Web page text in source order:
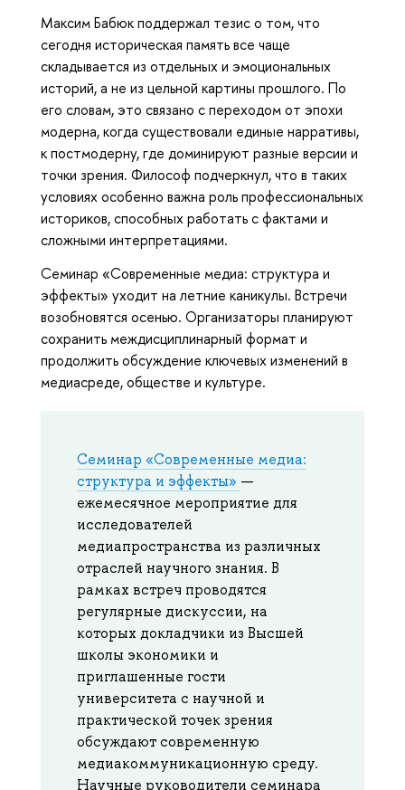
Максим Бабюк поддержал тезис о том, что
сегодня историческая память все чаще
складывается из отдельных и эмоциональных
историй, а не из цельной картины прошлого. По
его словам, это связано с переходом от эпохи
модерна, когда существовали единые нарративы,
к постмодерну, где доминируют разные версии и
точки зрения. Философ подчеркнул, что в таких
условиях особенно важна роль профессиональных
историков, способных работать с фактами и
сложными интерпретациями.
Семинар «Современные медиа: структура и
эффекты» уходит на летние каникулы. Встречи
возобновятся осенью. Организаторы планируют
сохранить междисциплинарный формат и
продолжить обсуждение ключевых изменений в
медиасреде, обществе и культуре.
Семинар «Современные медиа:
структура и эффекты» —
ежемесячное мероприятие для
исследователей
медиапространства из различных
отраслей научного знания. В
рамках встреч проводятся
регулярные дискуссии, на
которых докладчики из Высшей
школы экономики и
приглашенные гости
университета с научной и
практической точек зрения
обсуждают современную
медиакоммуникационную среду.
Научные руководители семинара